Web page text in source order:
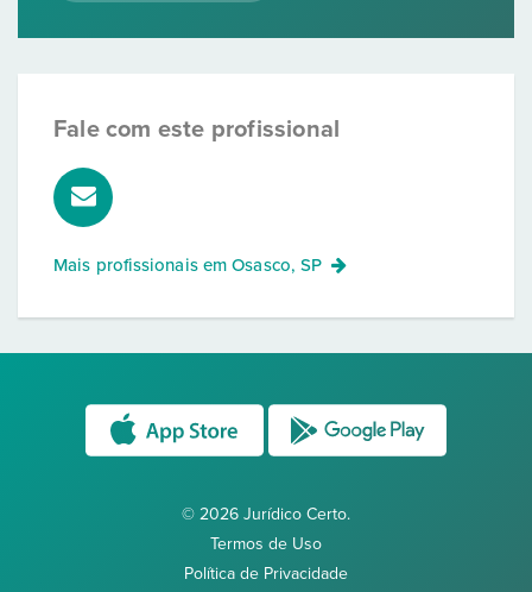
Fale com este profissional
Mais profissionais emOsasco, SP
© 2026 Jurídico Certo.
Termos de Uso
Política de Privacidade